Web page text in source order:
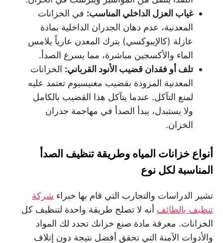
غياب العزل الداخلي المناسب: في الخزانات
المعدنية، عدم دهان الجدران الداخلية بمادة
عازلة (كالإيبوكسي) يترك المعدن عارياً يلامس
الماء والأكسجين مباشرة، مما يسرع الصدأ.
تلف أو فقدان قضيب الأنود القرباني: الخزانات
المعدنية المزودة بقضيب مغنيسيوم تعتمد عليه
لمنع التآكل. عندما يتآكل هذا القضيب بالكامل
ولا يستبدل، يبدأ الصدأ في مهاجمة جدران
الخزان.
أنواع خزانات المياه وطريقة تنظيف الصدأ
المناسبة لكل نوع
تشير الدراسات والتجارب التي قام بها خبراء شركة
تنظيف بالطائف أنه لا تصلح طريقة واحدة لتنظيف كل
الخزانات. معرفة مادة صنع خزانك تحدد لك المواد
والأدوات الآمنة التي تحقق أفضل نتيجة دون إتلاف